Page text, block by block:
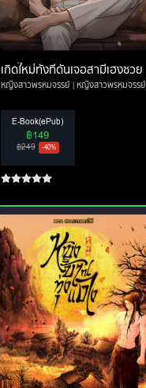
เกิดใหม่ทั้งทีดันเจอสามีเฮงซวย
หญิงสาวพรหมจรรย์ หญิงสาวพรหมจรรย์
E-Book(ePub)
฿149
฿249 -40%